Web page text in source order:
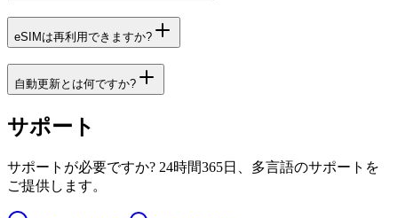
eSIMは再利用できますか?
自動更新とは何ですか?
サポート
サポートが必要ですか? 24時間365日、多言語のサポートを
ご提供します。